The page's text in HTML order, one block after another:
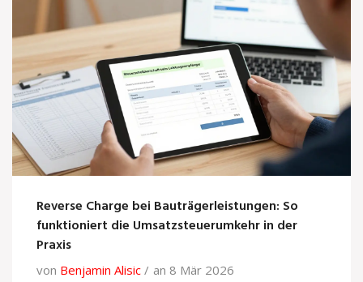
Reverse Charge bei Bauträgerleistungen: So
funktioniert die Umsatzsteuerumkehr in der
Praxis
von Benjamin Alisic
an 8 Mär 2026